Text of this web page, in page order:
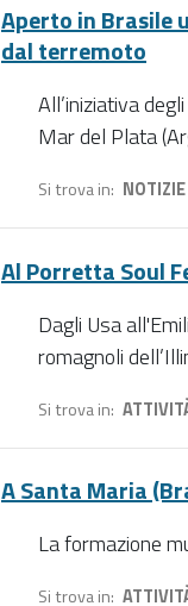
Aperto in Brasile
dal terremoto
All’iniziativa
Mar del Plata
Si trova in NOTIZIE›
Al Porretta Soul
Dagli Usa
romagnoli
Si trova in
A Santa Maria
La formazione
Si trova in